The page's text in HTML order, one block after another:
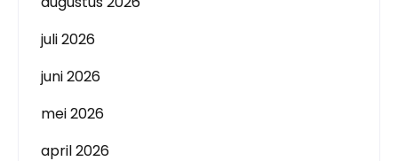
juli 2026
juni 2026
mei 2026
april 2026